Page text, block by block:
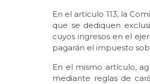
En el artículo 113, la
que se dediquen
cuyos ingresos en el
pagarán el impuesto
En el mismo artículo,
mediante reglas de